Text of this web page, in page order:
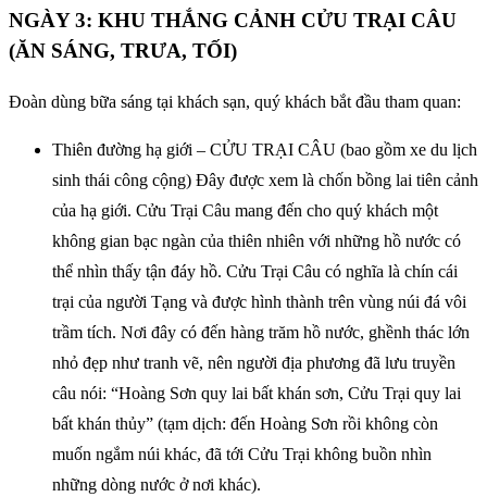
NGÀY 3: KHU THẮNG CẢNH CỬU TRẠI CÂU
(ĂN SÁNG, TRƯA, TỐI)
Đoàn dùng bữa sáng tại khách sạn, quý khách bắt đầu tham quan:
Thiên đường hạ giới – CỬU TRẠI CÂU (bao gồm xe du lịch
sinh thái công cộng) Đây được xem là chốn bồng lai tiên cảnh
của hạ giới. Cửu Trại Câu mang đến cho quý khách một
không gian bạc ngàn của thiên nhiên với những hồ nước có
thể nhìn thấy tận đáy hồ. Cửu Trại Câu có nghĩa là chín cái
trại của người Tạng và được hình thành trên vùng núi đá vôi
trầm tích. Nơi đây có đến hàng trăm hồ nước, ghềnh thác lớn
nhỏ đẹp như tranh vẽ, nên người địa phương đã lưu truyền
câu nói: “Hoàng Sơn quy lai bất khán sơn, Cửu Trại quy lai
bất khán thủy” (tạm dịch: đến Hoàng Sơn rồi không còn
muốn ngắm núi khác, đã tới Cửu Trại không buồn nhìn
những dòng nước ở nơi khác).